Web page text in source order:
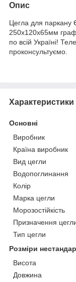
Опис
Цегла для паркану
250х120х65мм
по всій Україні!
проконсультуємо.
Характеристики
Основні
Виробник
Країна виробник
Вид цегли
Водопоглинання
Колір
Марка цегли
Морозостійкість
Призначення
Тип цегли
Розміри
Висота
Довжина